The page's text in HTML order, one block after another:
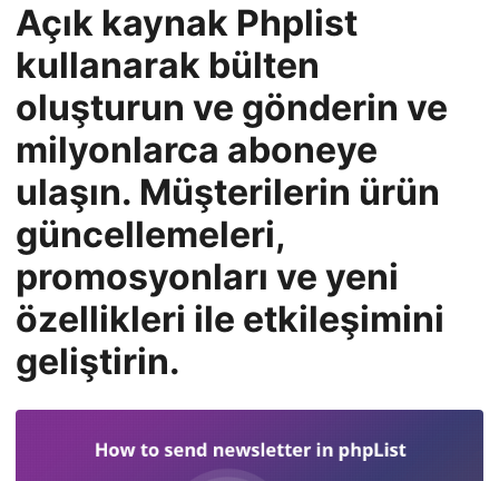
n
Açık kaynak Phplist
kullanarak bülten
oluşturun ve gönderin ve
milyonlarca aboneye
ulaşın. Müşterilerin ürün
güncellemeleri,
promosyonları ve yeni
özellikleri ile etkileşimini
geliştirin.